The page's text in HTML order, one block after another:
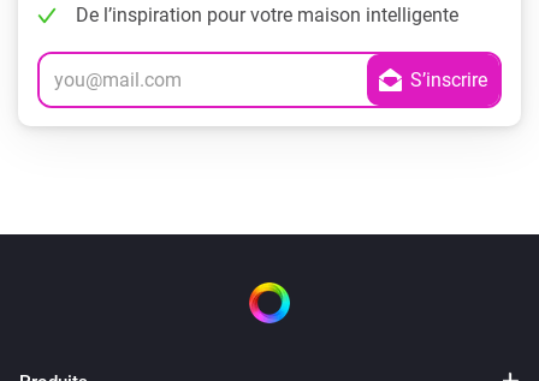
De l’inspiration pour votre maison intelligente